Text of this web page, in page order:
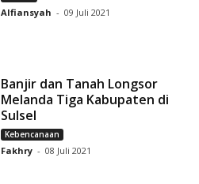
Alfiansyah - 09 Juli 2021
Banjir dan Tanah Longsor
Melanda Tiga Kabupaten di
Sulsel
Kebencanaan
Fakhry - 08 Juli 2021